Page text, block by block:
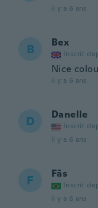
il y a 6 ans
B Bex
Inscrit
Nice
il y a 6 ans
D Danelle
Inscrit
il y a 6 ans
F Fãs
Inscrit
il y a 6 ans